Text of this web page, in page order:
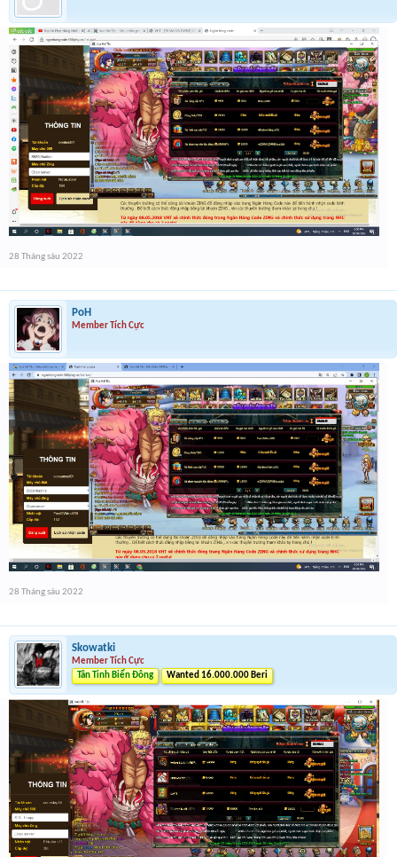
28 Tháng sáu 2022
PoH
Member Tích Cực
28 Tháng sáu 2022
Skowatki
Member Tích Cực
Tân Tinh Biển Đông
Wanted 16.000.000 Beri